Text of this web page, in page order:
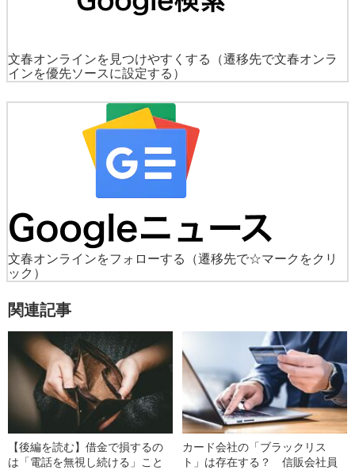
文春オンラインを見つけやすくする
（遷移先で文春オンラ
インを優先ソースに設定する）
文春オンラインをフォローする
（遷移先で☆マークをクリ
ック）
関連記事
【後編を読む】借金で損するの
は「電話を無視し続ける」こと
カード会社の「ブラックリス
ト」は存在する？ 信販会社員